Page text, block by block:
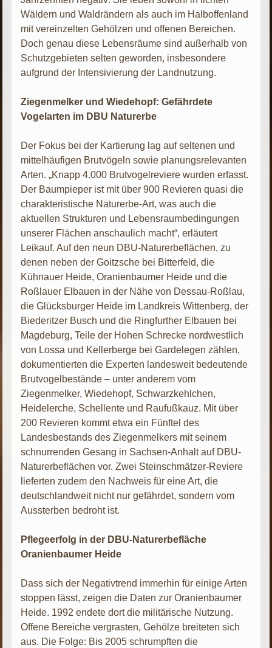
Wäldern und Waldrändern als auch im Halboffenland
mit vereinzelten Gehölzen und offenen Bereichen.
Doch genau diese Lebensräume sind außerhalb von
Schutzgebieten selten geworden, insbesondere
aufgrund der Intensivierung der Landnutzung.
Ziegenmelker und Wiedehopf: Gefährdete
Vogelarten im DBU Naturerbe
Der Fokus bei der Kartierung lag auf seltenen und
mittelhäufigen Brutvögeln sowie planungsrelevanten
Arten. „Knapp 4.000 Brutvogelreviere wurden erfasst.
Der Baumpieper ist mit über 900 Revieren quasi die
charakteristische Naturerbe-Art, was auch die
aktuellen Strukturen und Lebensraumbedingungen
unserer Flächen anschaulich macht“, erläutert
Leikauf. Auf den neun DBU-Naturerbeflächen, zu
denen neben der Goitzsche bei Bitterfeld, die
Kühnauer Heide, Oranienbaumer Heide und die
Roßlauer Elbauen in der Nähe von Dessau-Roßlau,
die Glücksburger Heide im Landkreis Wittenberg, der
Biederitzer Busch und die Ringfurther Elbauen bei
Magdeburg, Teile der Hohen Schrecke nordwestlich
von Lossa und Kellerberge bei Gardelegen zählen,
dokumentierten die Experten landesweit bedeutende
Brutvogelbestände – unter anderem vom
Ziegenmelker, Wiedehopf, Schwarzkehlchen,
Heidelerche, Schellente und Raufußkauz. Mit über
200 Revieren kommt etwa ein Fünftel des
Landesbestands des Ziegenmelkers mit seinem
schnurrenden Gesang in Sachsen-Anhalt auf DBU-
Naturerbeflächen vor. Zwei Steinschmätzer-Reviere
lieferten zudem den Nachweis für eine Art, die
deutschlandweit nicht nur gefährdet, sondern vom
Aussterben bedroht ist.
Pflegeerfolg in der DBU-Naturerbefläche
Oranienbaumer Heide
Dass sich der Negativtrend immerhin für einige Arten
stoppen lässt, zeigen die Daten zur Oranienbaumer
Heide. 1992 endete dort die militärische Nutzung.
Offene Bereiche vergrasten, Gehölze breiteten sich
aus. Die Folge: Bis 2005 schrumpften die